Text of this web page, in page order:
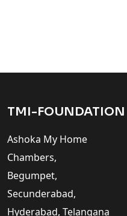
TMI-FOUNDATION
Ashoka My Home
Chambers,
Begumpet,
Secunderabad,
Hyderabad, Telangana